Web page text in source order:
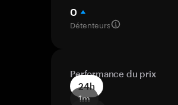
0
Détenteurs
Performance du prix
24h
1m